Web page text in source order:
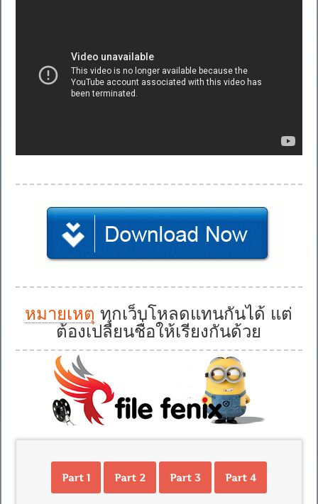
หมายเหตุ ทุกเว็บโหลดแทนกันได้ แต่
ต้องเปลี่ยนชื่อให้เรียงกันด้วย
Part 1 Part 2 Part 3 Part 4